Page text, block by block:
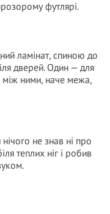
футлярі.
ламінат, спиною до
дверей. Один — для
ними, наче межа,
не знав ні про
теплих ніг і робив